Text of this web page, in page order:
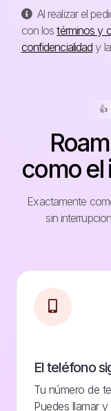
Al realizar el
con lostérminos y
confidencialidad y la
👍️
como el
Exactamente
sin
El teléfono
Tu número de
Puedes llamar